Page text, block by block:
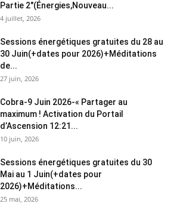
Partie 2″(Énergies,Nouveau...
4 juillet, 2026
Sessions énergétiques gratuites du 28 au
30 Juin(+dates pour 2026)+Méditations
de...
27 juin, 2026
Cobra-9 Juin 2026-« Partager au
maximum ! Activation du Portail
d’Ascension 12:21...
10 juin, 2026
Sessions énergétiques gratuites du 30
Mai au 1 Juin(+dates pour
2026)+Méditations...
25 mai, 2026